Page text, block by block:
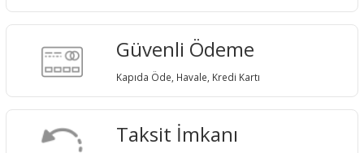
Güvenli Ödeme
Kapıda Öde, Havale, Kredi Kartı
Taksit İmkanı